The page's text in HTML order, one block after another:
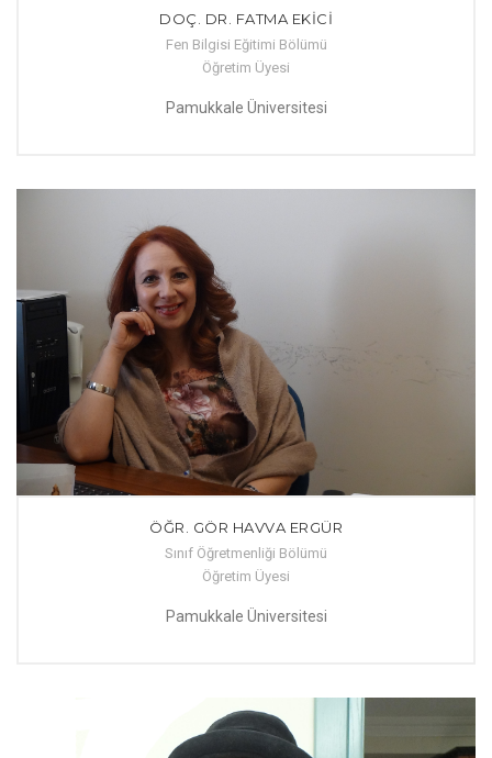
DOÇ. DR. FATMA EKİCİ
Fen Bilgisi Eğitimi Bölümü
Öğretim Üyesi
Pamukkale Üniversitesi
ÖĞR. GÖR HAVVA ERGÜR
Sınıf Öğretmenliği Bölümü
Öğretim Üyesi
Pamukkale Üniversitesi